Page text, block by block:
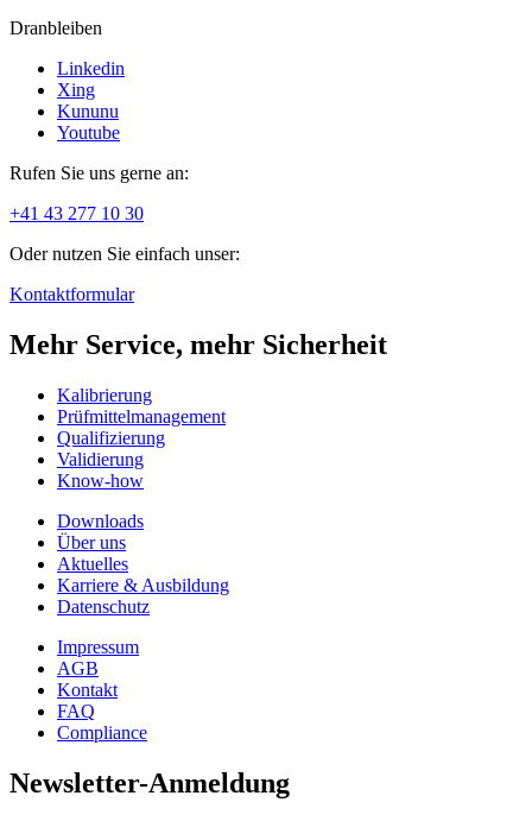
Dranbleiben
Linkedin
Xing
Kununu
Youtube
Rufen Sie uns gerne an:
+41 43 277 10 30
Oder nutzen Sie einfach unser:
Kontaktformular
Mehr Service, mehr Sicherheit
Kalibrierung
Prüfmittelmanagement
Qualifizierung
Validierung
Know-how
Downloads
Über uns
Aktuelles
Karriere & Ausbildung
Datenschutz
Impressum
AGB
Kontakt
FAQ
Compliance
Newsletter-Anmeldung